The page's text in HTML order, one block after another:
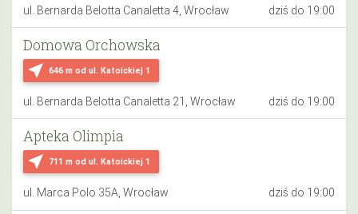
ul. Bernarda Belotta Canaletta 4, Wrocław dziś do 19:00
near_me 646 m od ul. Katoickiej 1
Domowa Orchowska
ul. Bernarda Belotta Canaletta 21, Wrocław dziś do 19:00
near_me 711 m od ul. Katoickiej 1
Apteka Olimpia
ul. Marca Polo 35A, Wrocław dziś do 19:00